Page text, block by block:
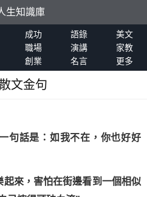
生知識庫
成功 語錄
美文
職場 演講
家教
創業 名言 更多
文金句
句話是：如我不在，你也好好
起來，害怕在街邊看到一個相似